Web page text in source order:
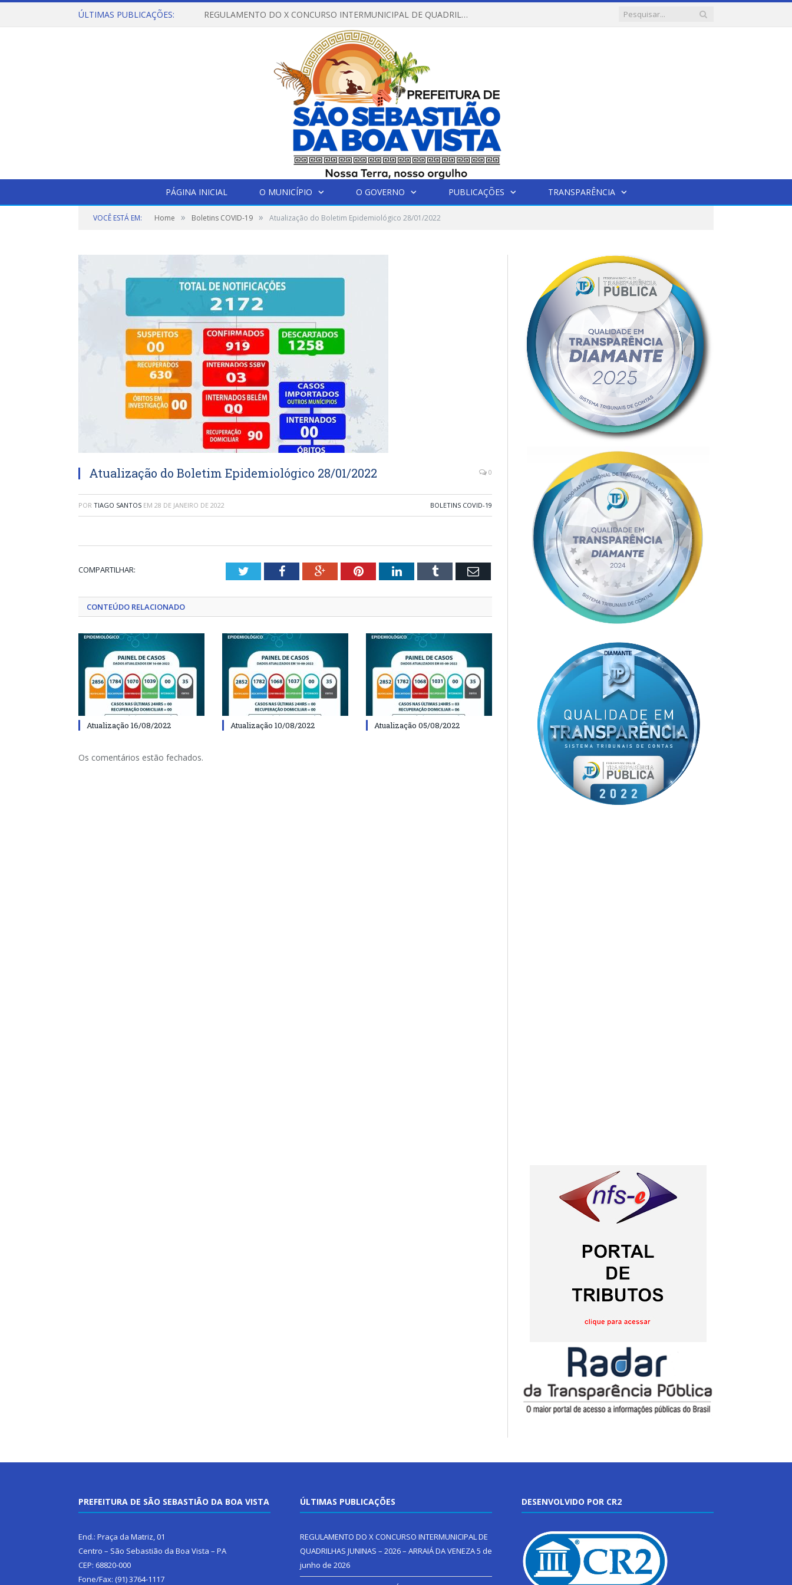
ÚLTIMAS PUBLICAÇÕES: REGULAMENTO DO X CONCURSO INTERMUNICIPAL DE QUADRILHAS JUNINAS – 2026 – ARRAIÁ DA VENEZA
PÁGINA INICIAL O MUNICÍPIO O GOVERNO PUBLICAÇÕES TRANSPARÊNCIA
VOCÊ ESTÁ EM: Home » Boletins COVID-19 » Atualização do Boletim Epidemiológico 28/01/2022
Atualização do Boletim Epidemiológico 28/01/2022 0
POR TIAGO SANTOS EM 28 DE JANEIRO DE 2022 BOLETINS COVID-19
COMPARTILHAR: TwitterFacebookGoogle+PinterestLinkedInTumblr Email
CONTEÚDO RELACIONADO
Atualização 16/08/2022 Atualização 10/08/2022 Atualização 05/08/2022
Os comentários estão fechados.
PREFEITURA DE SÃO SEBASTIÃO DA BOA VISTA
End.: Praça da Matriz, 01
Centro – São Sebastião da Boa Vista – PA
CEP: 68820-000
Fone/Fax: (91) 3764-1117
ÚLTIMAS PUBLICAÇÕES
REGULAMENTO DO X CONCURSO INTERMUNICIPAL DE
QUADRILHAS JUNINAS – 2026 – ARRAIÁ DA VENEZA5 de
junho de 2026
DESENVOLVIDO POR CR2